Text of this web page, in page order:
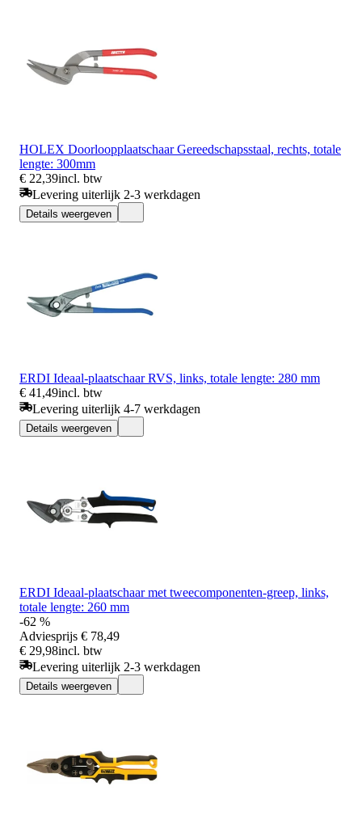
HOLEX Doorloopplaatschaar Gereedschapsstaal, rechts, totale
lengte: 300mm
€ 22,39incl. btw
Levering uiterlijk 2-3 werkdagen
Details weergeven
ERDI Ideaal-plaatschaar RVS, links, totale lengte: 280 mm
€ 41,49incl. btw
Levering uiterlijk 4-7 werkdagen
Details weergeven
ERDI Ideaal-plaatschaar met tweecomponenten-greep, links,
totale lengte: 260 mm
-62 %
Adviesprijs € 78,49
€ 29,98incl. btw
Levering uiterlijk 2-3 werkdagen
Details weergeven